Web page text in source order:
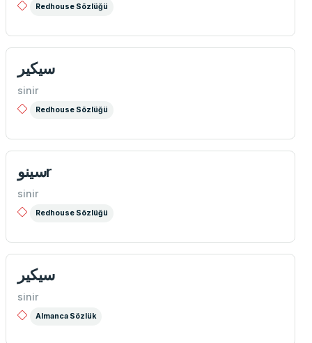
Redhouse Sözlüğü
سیكیر
sinir
Redhouse Sözlüğü
سینوr
sinir
Redhouse Sözlüğü
سيكیر
sinir
Almanca Sözlük